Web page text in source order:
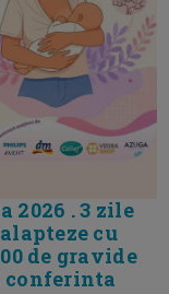
2026 . 3 zile
cu
de gravide
conferinta